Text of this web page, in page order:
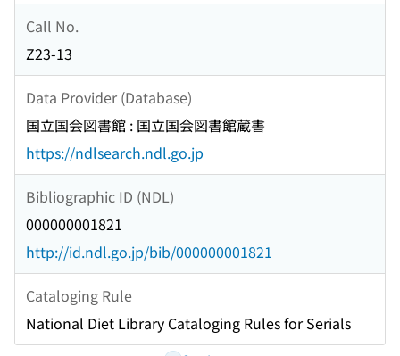
Call No.
Z23-13
Data Provider (Database)
国立国会図書館 : 国立国会図書館蔵書
https://ndlsearch.ndl.go.jp
Bibliographic ID (NDL)
000000001821
http://id.ndl.go.jp/bib/000000001821
Cataloging Rule
National Diet Library Cataloging Rules for Serials